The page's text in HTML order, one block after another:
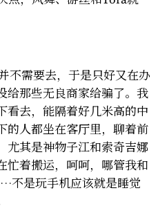
不需要去，于是只好又在办
给那些无良商家给骗了。我
看去，能隔着好几米高的中
的人都坐在客厅里，聊着前
尤其是神物子江和索奇吉娜
忙着搬运，呵呵，哪管我和
是玩手机应该就是睡觉